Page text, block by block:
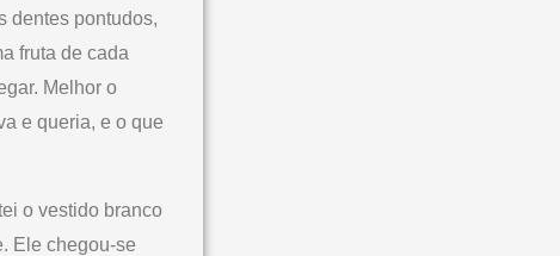
dentes pontudos,
fruta de cada
Melhor o
e queria, e o que
o vestido branco
Ele chegou-se